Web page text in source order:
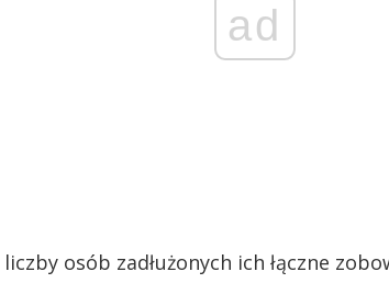
ad
osób zadłużonych ich łączne